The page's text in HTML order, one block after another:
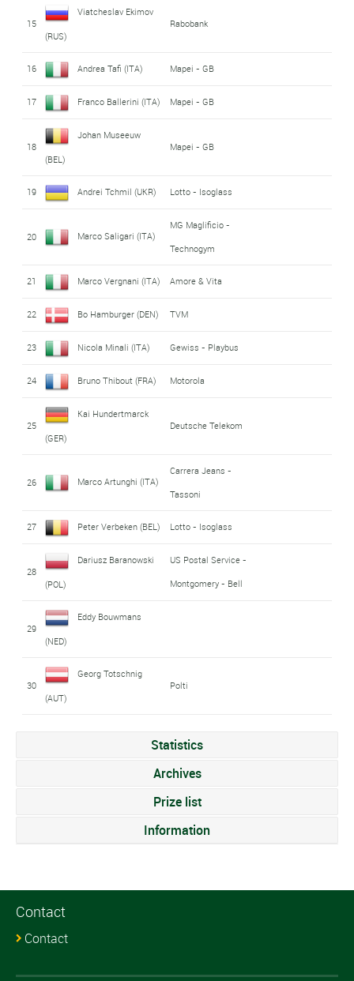
15
Viatcheslav Ekimov
(RUS)
Rabobank
16 Andrea Tafi (ITA) Mapei - GB
17 Franco Ballerini (ITA) Mapei - GB
18
Johan Museeuw
(BEL)
Mapei - GB
19 Andrei Tchmil (UKR) Lotto - Isoglass
20 Marco Saligari (ITA)
MG Maglificio -
Technogym
21 Marco Vergnani (ITA) Amore & Vita
22 Bo Hamburger (DEN) TVM
23 Nicola Minali (ITA) Gewiss - Playbus
24 Bruno Thibout (FRA) Motorola
25
Kai Hundertmarck
(GER)
Deutsche Telekom
26 Marco Artunghi (ITA)
Carrera Jeans -
Tassoni
27 Peter Verbeken (BEL) Lotto - Isoglass
28
Dariusz Baranowski
(POL)
US Postal Service -
Montgomery - Bell
29
Eddy Bouwmans
(NED)
30
Georg Totschnig
(AUT)
Polti
Statistics
Archives
Prize list
Information
Contact
Contact